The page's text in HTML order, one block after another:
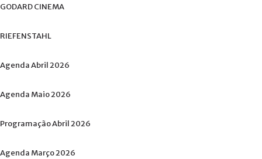
GODARDCINEMA
RIEFENSTAHL
AgendaAbril2026
Agenda Maio2026
ProgramaçãoAbril2026
Agenda Março2026